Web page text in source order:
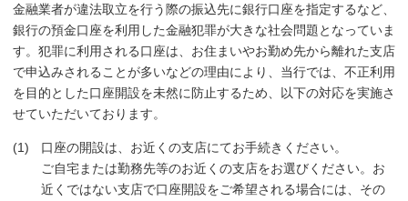
金融業者が違法取立を行う際の振込先に銀行口座を指定するなど、
銀行の預金口座を利用した金融犯罪が大きな社会問題となっていま
す。犯罪に利用される口座は、お住まいやお勤め先から離れた支店
で申込みされることが多いなどの理由により、当行では、不正利用
を目的とした口座開設を未然に防止するため、以下の対応を実施さ
せていただいております。
口座の開設は、お近くの支店にてお手続きください。
ご自宅または勤務先等のお近くの支店をお選びください。お
近くではない支店で口座開設をご希望される場合には、その